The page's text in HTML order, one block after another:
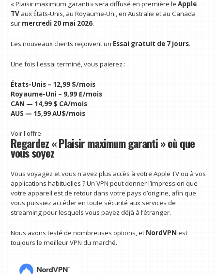
« Plaisir maximum garanti » sera diffusé en première leApple
TV aux États-Unis, au Royaume-Uni, en Australie et au Canada
sur mercredi 20 mai 2026.
Les nouveaux clients reçoivent un Essai gratuit de 7 jours.
Une fois l'essai terminé, vous paierez :
États-Unis – 12,99 $/mois
Royaume-Uni – 9,99 £/mois
CAN — 14,99 $ CA/mois
AUS — 15,99 AU$/mois
Voir l'offre
Regardez « Plaisir maximum garanti » où que
vous soyez
Vous voyagez et vous n'avez plus accès à votre Apple TV ou à vos
applications habituelles ? Un VPN peut donner l’impression que
votre appareil est de retour dans votre pays d’origine, afin que
vous puissiez accéder en toute sécurité aux services de
streaming pour lesquels vous payez déjà à l’étranger.
Nous avons testé de nombreuses options, et NordVPN est
toujours le meilleur VPN du marché.